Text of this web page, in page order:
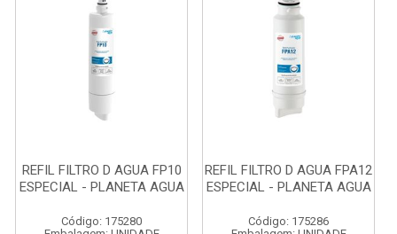
REFIL FILTRO D AGUA FP10
ESPECIAL - PLANETA AGUA
Código: 175280
REFIL FILTRO D AGUA FPA12
ESPECIAL - PLANETA AGUA
Código: 175286